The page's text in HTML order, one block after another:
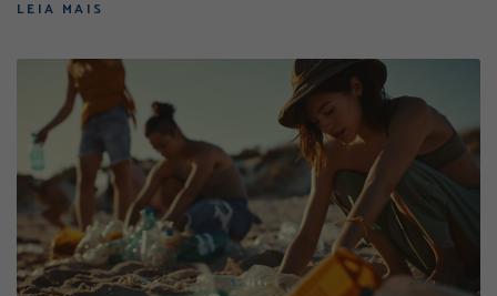
LEIA MAIS